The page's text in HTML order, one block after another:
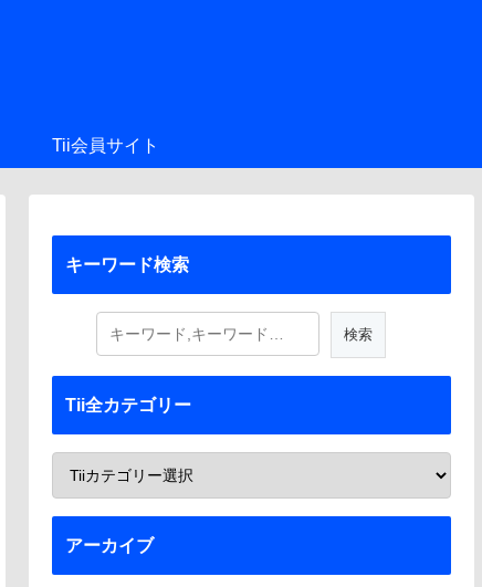
Tii会員サイト
キーワード検索
Tii全カテゴリー
アーカイブ